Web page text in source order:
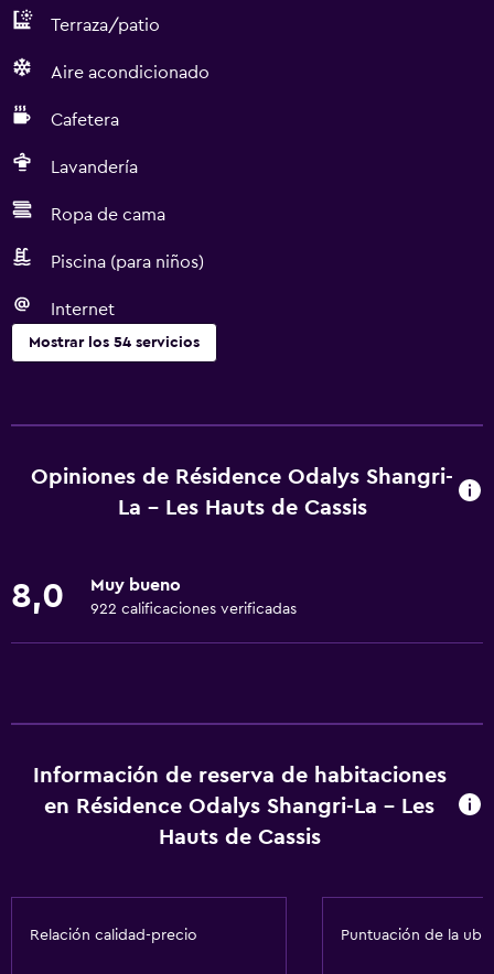
Terraza/patio
Aire acondicionado
Cafetera
Lavandería
Ropa de cama
Piscina (para niños)
Internet
Mostrar los 54 servicios
Wifi (con cargo)
Wifi disponible en todas las instalaciones
Alarma de humo
Calefacción
Cocina
Lavavajillas
Opiniones de Résidence Odalys Shangri-
La - Les Hauts de Cassis
8,0 Muy bueno
922 calificaciones verificadas
Información de reserva de habitaciones
en Résidence Odalys Shangri-La - Les
Hauts de Cassis
Relación calidad-precio Puntuación de la